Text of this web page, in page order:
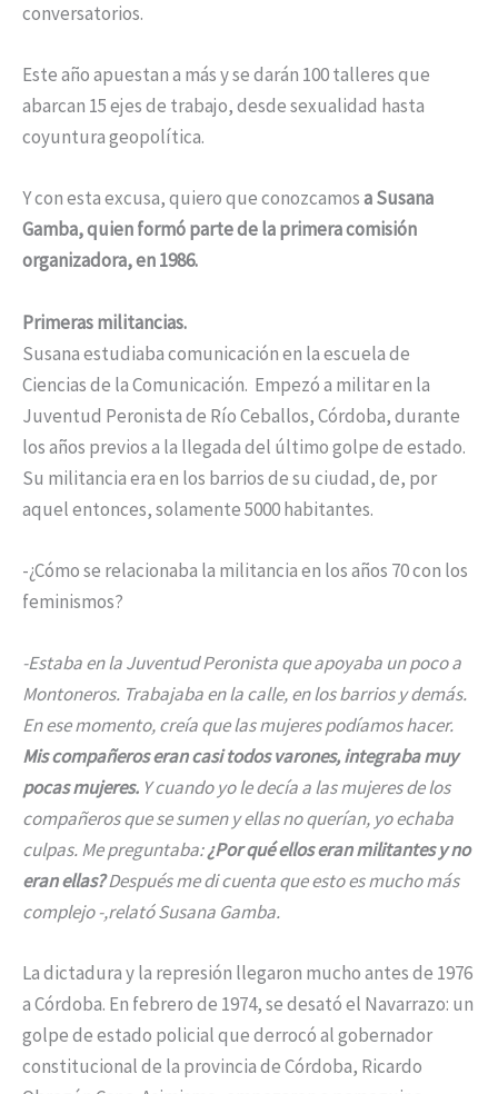
conversatorios.
Este año apuestan a más y se darán 100 talleres que
abarcan 15 ejes de trabajo, desde sexualidad hasta
coyuntura geopolítica.
Y con esta excusa, quiero que conozcamosa Susana
Gamba, quien formó parte de la primera comisión
organizadora, en 1986.
Primeras militancias.
Susana estudiaba comunicación en la escuela de
Ciencias de la Comunicación. Empezó a militar en la
Juventud Peronista de Río Ceballos, Córdoba, durante
los años previos a la llegada del último golpe de estado.
Su militancia era en los barrios de su ciudad, de, por
aquel entonces, solamente 5000 habitantes.
-¿Cómo se relacionaba la militancia en los años 70 con los
feminismos?
-Estaba en la Juventud Peronista que apoyaba un poco a
Montoneros. Trabajaba en la calle, en los barrios y demás.
En ese momento, creía que las mujeres podíamos hacer.
Mis compañeros eran casi todos varones, integraba muy
pocas mujeres. Y cuando yo le decía a las mujeres de los
compañeros que se sumen y ellas no querían, yo echaba
culpas. Me preguntaba:¿Por qué ellos eran militantes y no
eran ellas?Después me di cuenta que esto es mucho más
complejo -,relató Susana Gamba.
La dictadura y la represión llegaron mucho antes de 1976
a Córdoba. En febrero de 1974, se desató el Navarrazo: un
golpe de estado policial que derrocó al gobernador
constitucional de la provincia de Córdoba, Ricardo